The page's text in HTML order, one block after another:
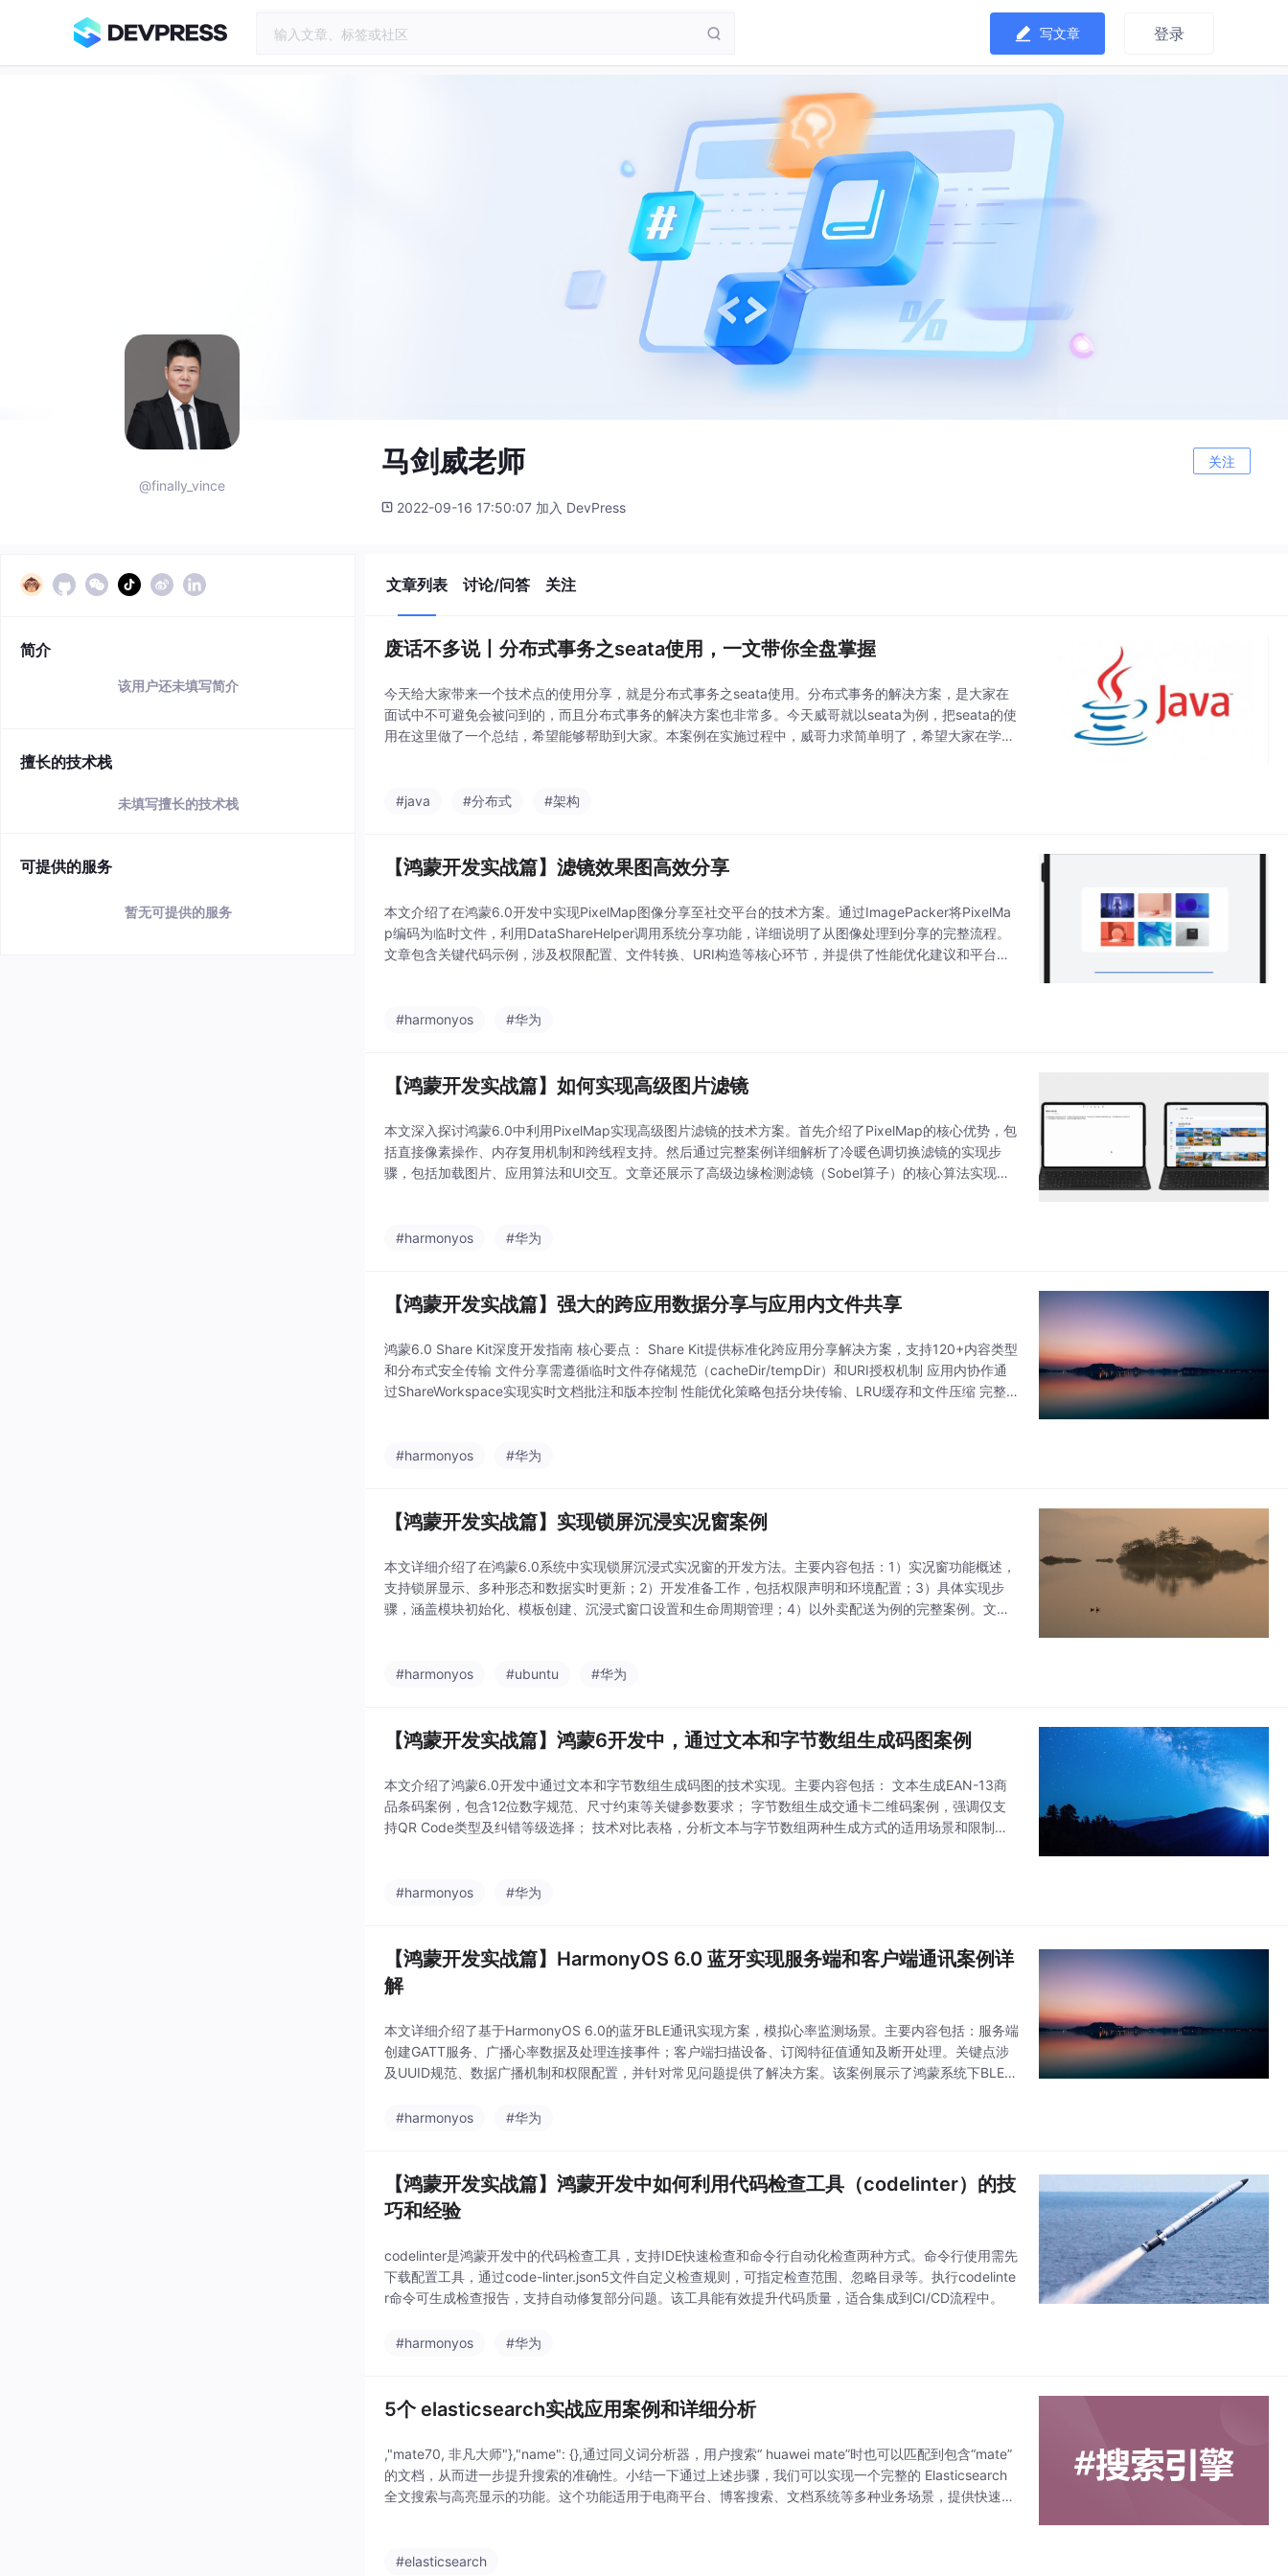
写文章 登录
@finally_vince
马剑威老师 关注
2022-09-16 17:50:07 加入 DevPress
简介
该用户还未填写简介
擅长的技术栈
未填写擅长的技术栈
可提供的服务
暂无可提供的服务
文章列表 讨论/问答 关注
废话不多说丨分布式事务之seata使用，一文带你全盘掌握
今天给大家带来一个技术点的使用分享，就是分布式事务之seata使用。分布式事务的解决方案，是大家在
面试中不可避免会被问到的，而且分布式事务的解决方案也非常多。今天威哥就以seata为例，把seata的使
用在这里做了一个总结，希望能够帮助到大家。本案例在实施过程中，威哥力求简单明了，希望大家在学习
#java
#分布式 #架构
【鸿蒙开发实战篇】滤镜效果图高效分享
本文介绍了在鸿蒙6.0开发中实现PixelMap图像分享至社交平台的技术方案。通过ImagePacker将PixelMa
p编码为临时文件，利用DataShareHelper调用系统分享功能，详细说明了从图像处理到分享的完整流程。
文章包含关键代码示例，涉及权限配置、文件转换、URI构造等核心环节，并提供了性能优化建议和平台兼
#harmonyos #华为
【鸿蒙开发实战篇】如何实现高级图片滤镜
本文深入探讨鸿蒙6.0中利用PixelMap实现高级图片滤镜的技术方案。首先介绍了PixelMap的核心优势，包
括直接像素操作、内存复用机制和跨线程支持。然后通过完整案例详细解析了冷暖色调切换滤镜的实现步
骤，包括加载图片、应用算法和UI交互。文章还展示了高级边缘检测滤镜（Sobel算子）的核心算法实现，
#harmonyos #华为
【鸿蒙开发实战篇】强大的跨应用数据分享与应用内文件共享
鸿蒙6.0 Share Kit深度开发指南 核心要点： Share Kit提供标准化跨应用分享解决方案，支持120+内容类型
和分布式安全传输 文件分享需遵循临时文件存储规范（cacheDir/tempDir）和URI授权机制 应用内协作通
过ShareWorkspace实现实时文档批注和版本控制 性能优化策略包括分块传输、LRU缓存和文件压缩 完整
#harmonyos #华为
【鸿蒙开发实战篇】实现锁屏沉浸实况窗案例
本文详细介绍了在鸿蒙6.0系统中实现锁屏沉浸式实况窗的开发方法。主要内容包括：1）实况窗功能概述，
支持锁屏显示、多种形态和数据实时更新；2）开发准备工作，包括权限声明和环境配置；3）具体实现步
骤，涵盖模块初始化、模板创建、沉浸式窗口设置和生命周期管理；4）以外卖配送为例的完整案例。文章
#harmonyos
#ubuntu #华为
【鸿蒙开发实战篇】鸿蒙6开发中，通过文本和字节数组生成码图案例
本文介绍了鸿蒙6.0开发中通过文本和字节数组生成码图的技术实现。主要内容包括： 文本生成EAN-13商
品条码案例，包含12位数字规范、尺寸约束等关键参数要求； 字节数组生成交通卡二维码案例，强调仅支
持QR Code类型及纠错等级选择； 技术对比表格，分析文本与字节数组两种生成方式的适用场景和限制条
#harmonyos
#华为
【鸿蒙开发实战篇】HarmonyOS 6.0 蓝牙实现服务端和客户端通讯案例详
解
本文详细介绍了基于HarmonyOS 6.0的蓝牙BLE通讯实现方案，模拟心率监测场景。主要内容包括：服务端
创建GATT服务、广播心率数据及处理连接事件；客户端扫描设备、订阅特征值通知及断开处理。关键点涉
及UUID规范、数据广播机制和权限配置，并针对常见问题提供了解决方案。该案例展示了鸿蒙系统下BLE设
#harmonyos
#华为
【鸿蒙开发实战篇】鸿蒙开发中如何利用代码检查工具（codelinter）的技
巧和经验
codelinter是鸿蒙开发中的代码检查工具，支持IDE快速检查和命令行自动化检查两种方式。命令行使用需先
下载配置工具，通过code-linter.json5文件自定义检查规则，可指定检查范围、忽略目录等。执行codelinte
r命令可生成检查报告，支持自动修复部分问题。该工具能有效提升代码质量，适合集成到CI/CD流程中。
#harmonyos #华为
5个 elasticsearch实战应用案例和详细分析
,"mate70, 非凡大师"},"name": {},通过同义词分析器，用户搜索“ huawei mate”时也可以匹配到包含“mate”
的文档，从而进一步提升搜索的准确性。小结一下通过上述步骤，我们可以实现一个完整的 Elasticsearch
全文搜索与高亮显示的功能。这个功能适用于电商平台、博客搜索、文档系统等多种业务场景，提供快速、
#elasticsearch